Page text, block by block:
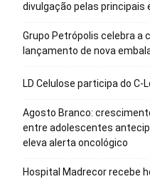
divulgação pelas principais
Grupo Petrópolis celebra a
lançamento de nova
LD Celulose participa do C-
Agosto Branco:
entre adolescentes
eleva alerta oncológico
Hospital Madrecor recebe